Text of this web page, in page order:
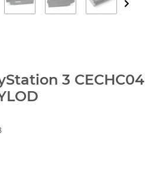
3 CECHC04